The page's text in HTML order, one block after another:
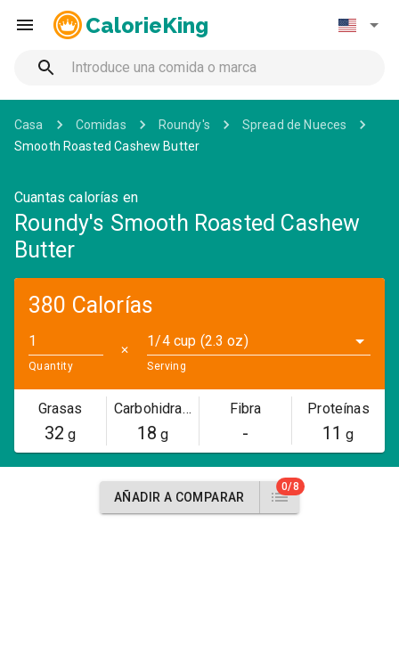
CalorieKing
Casa Comidas Roundy's
Spread de Nueces
Smooth Roasted Cashew Butter
Cuantas calorías en
Roundy's Smooth Roasted Cashew
Butter
380 Calorías
Quantity
✕
1/4 cup (2.3 oz)
Serving
Grasas
32 g
Carbohidratos
18 g
Fibra
-
Proteínas
11 g
AÑADIR A COMPARAR
0/8